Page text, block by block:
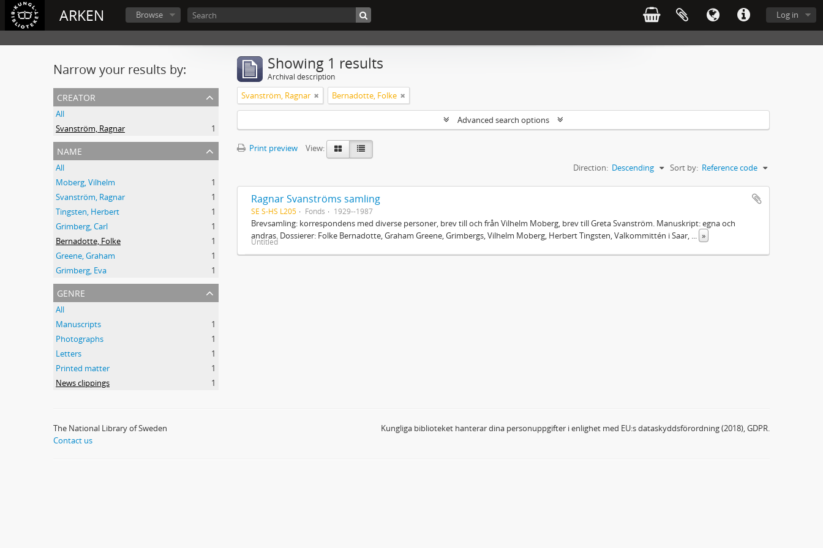
ARKEN Log in
Browse
Narrow your results by:
creator
All
Svanström, Ragnar
1
name
All
Moberg, Vilhelm
1
Svanström, Ragnar
1
Tingsten, Herbert
1
Grimberg, Carl
1
Bernadotte, Folke
1
Greene, Graham
1
Grimberg, Eva
1
genre
All
Manuscripts
1
Photographs
1
Letters
1
Printed matter
1
News clippings
1
Showing 1 results
Archival description
Svanström, Ragnar Bernadotte, Folke
Advanced search options
Print preview
View:
Sort by: Reference code
Direction: Descending
Ragnar Svanströms samling
SE S-HS L205 Fonds 1929--1987
Brevsamling: korrespondens med diverse personer, brev till och från Vilhelm Moberg, brev till Greta Svanström. Manuskript: egna och
andras. Dossierer: Folke Bernadotte, Graham Greene, Grimbergs, Vilhelm Moberg, Herbert Tingsten, Valkommittén i Saar,
»
Untitled
The National Library of Sweden
Contact us
Kungliga biblioteket hanterar dina personuppgifter i enlighet med EU:s dataskyddsförordning (2018), GDPR.